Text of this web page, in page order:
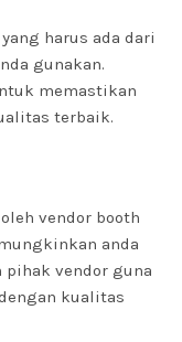
harus ada dari
gunakan.
memastikan
terbaik.
vendor booth
anda
vendor guna
kualitas